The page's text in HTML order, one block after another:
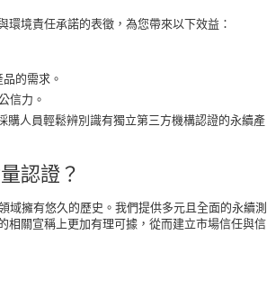
境責任承諾的表徵，為您帶來以下效益：
的需求。
信力。
購人員輕鬆辨別識有獨立第三方機構認證的永續產
認證？
擁有悠久的歷史。我們提供多元且全面的永續測
相關宣稱上更加有理可據，從而建立市場信任與信